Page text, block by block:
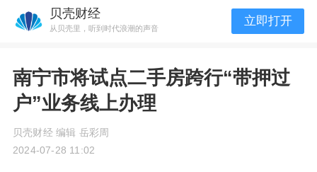
贝壳财经
从贝壳里，听到时代浪潮的声音
立即打开
南宁市将试点二手房跨行“带押过
户”业务线上办理
贝壳财经 编辑 岳彩周
2024-07-28 11:02